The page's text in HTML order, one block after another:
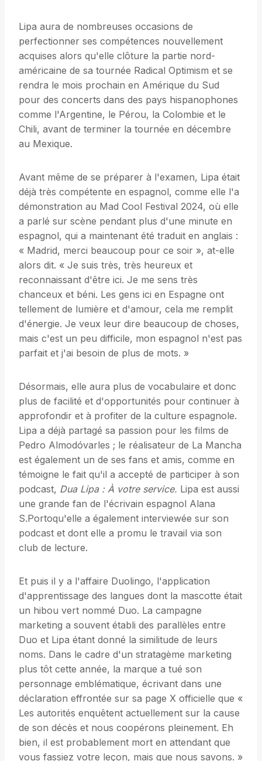
Lipa aura de nombreuses occasions de
perfectionner ses compétences nouvellement
acquises alors qu'elle clôture la partie nord-
américaine de sa tournée Radical Optimism et se
rendra le mois prochain en Amérique du Sud
pour des concerts dans des pays hispanophones
comme l'Argentine, le Pérou, la Colombie et le
Chili, avant de terminer la tournée en décembre
au Mexique.
Avant même de se préparer à l'examen, Lipa était
déjà très compétente en espagnol, comme elle l'a
démonstration au Mad Cool Festival 2024, où elle
a parlé sur scène pendant plus d'une minute en
espagnol, qui a maintenant été traduit en anglais :
« Madrid, merci beaucoup pour ce soir », at-elle
alors dit. « Je suis très, très heureux et
reconnaissant d'être ici. Je me sens très
chanceux et béni. Les gens ici en Espagne ont
tellement de lumière et d'amour, cela me remplit
d'énergie. Je veux leur dire beaucoup de choses,
mais c'est un peu difficile, mon espagnol n'est pas
parfait et j'ai besoin de plus de mots. »
Désormais, elle aura plus de vocabulaire et donc
plus de facilité et d'opportunités pour continuer à
approfondir et à profiter de la culture espagnole.
Lipa a déjà partagé sa passion pour les films de
Pedro Almodóvarles ; le réalisateur de La Mancha
est également un de ses fans et amis, comme en
témoigne le fait qu'il a accepté de participer à son
podcast, Dua Lipa : À votre service. Lipa est aussi
une grande fan de l'écrivain espagnol Alana
S.Portoqu'elle a également interviewée sur son
podcast et dont elle a promu le travail via son
club de lecture.
Et puis il y a l'affaire Duolingo, l'application
d'apprentissage des langues dont la mascotte était
un hibou vert nommé Duo. La campagne
marketing a souvent établi des parallèles entre
Duo et Lipa étant donné la similitude de leurs
noms. Dans le cadre d'un stratagème marketing
plus tôt cette année, la marque a tué son
personnage emblématique, écrivant dans une
déclaration effrontée sur sa page X officielle que «
Les autorités enquêtent actuellement sur la cause
de son décès et nous coopérons pleinement. Eh
bien, il est probablement mort en attendant que
vous fassiez votre leçon, mais que nous savons. »